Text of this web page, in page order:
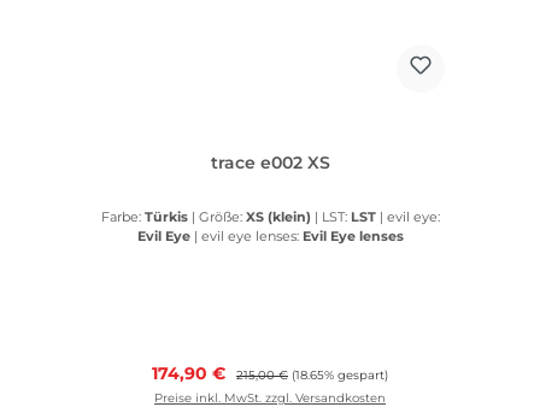
trace e002 XS
Farbe: Türkis | Größe: XS (klein) | LST: LST | evil eye:
Evil Eye | evil eye lenses: Evil Eye lenses
Verkaufspreis:
174,90 € Regulärer Preis:
215,00 € (18.65% gespart)
Preise inkl. MwSt. zzgl. Versandkosten